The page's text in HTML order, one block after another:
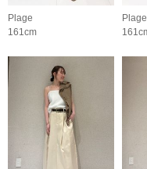
Plage
161cm
Plage